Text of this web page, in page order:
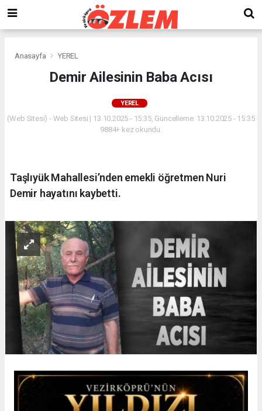
Anasayfa YEREL
Demir Ailesinin Baba Acısı
YEREL
(Web Sitesi) - Web Sitesi | 13.10.2025 - 15:35, Güncelleme: 13.10.2025 - 15:35
9884+ kez okundu.
Taşlıyük Mahallesi’nden emekli öğretmen Nuri
Demir hayatını kaybetti.